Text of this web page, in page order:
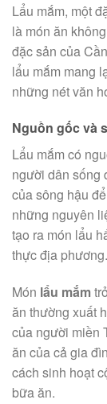
Lẩu mắm, một
là món ăn
đặc sản của
lẩu mắm mang
những nét văn
Nguồn gốc và
Lẩu mắm có
người dân sống
của sông hậu
những nguyên
tạo ra món lẩu
thực địa phương.
Món lẩu mắm
ăn thường xuất
của người miền
ăn của cả gia
cách sinh hoạt
bữa ăn.